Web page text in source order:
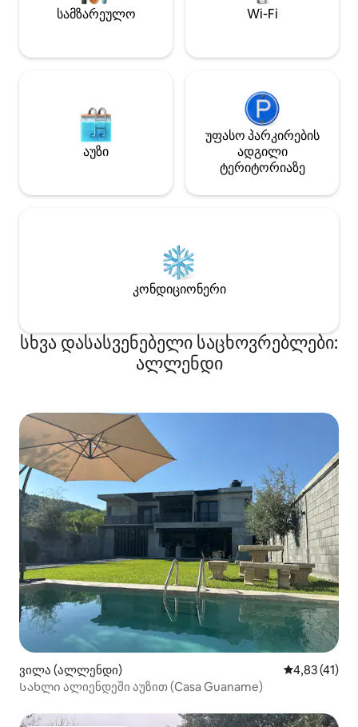
გაატაროთ ერთი დღე მდინარეზე, რომ
შთაბეჭდილება.
სავალზე
სამზარეულო Wi-Fi
აუზი
უფასო პარკირების
ადგილი
ტერიტორიაზე
კონდიციონერი
სხვა დასასვენებელი საცხოვრებლები:
ალლენდი
ვილა (ალლენდი) საშუალო
4,83 (41)
Სახლი ალიენდეში აუზით (Casa Guaname)